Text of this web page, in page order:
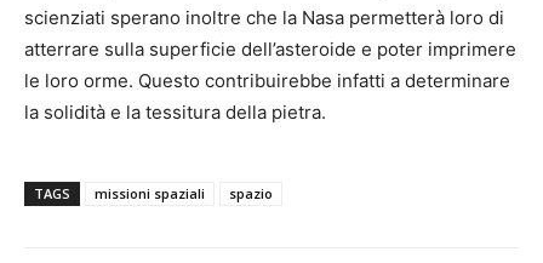
scienziati sperano inoltre che la Nasa permetterà loro di
atterrare sulla superficie dell’asteroide e poter imprimere
le loro orme. Questo contribuirebbe infatti a determinare
la solidità e la tessitura della pietra.
TAGS missioni spaziali spazio